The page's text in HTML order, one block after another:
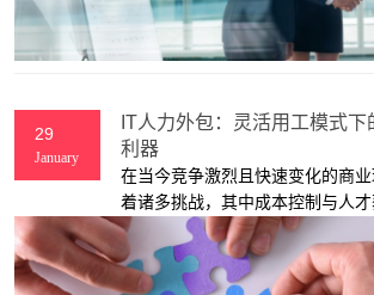
29
January
IT人力外包：灵活用工模式下
利器
在当今竞争激烈且快速变化的商
着诸多挑战，其中成本控制与人
键。随着数字化转型的加速，IT人
核心驱动力，但高昂的人力成本
需求的波动性，让许多企业在IT人